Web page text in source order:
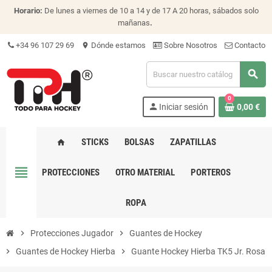
Horario: De lunes a viernes de 10 a 14 y de 17 A 20 horas, sábados solo
mañanas.
+34 96 107 29 69 location_on Dónde estamos Sobre Nosotros Contacto
search
person Iniciar sesión
0
0,00 €
view_headline
home STICKS BOLSAS ZAPATILLAS
PROTECCIONES OTRO MATERIAL PORTEROS
ROPA
chevron_right Protecciones Jugador chevron_right
Guantes de Hockey
chevron_right
Guantes de Hockey Hierba chevron_right Guante Hockey Hierba TK5 Jr. Rosa